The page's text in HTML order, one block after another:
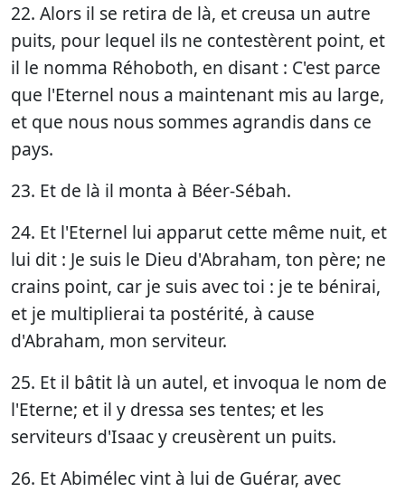
22. Alors il se retira de là, et creusa un autre
puits, pour lequel ils ne contestèrent point, et
il le nomma Réhoboth, en disant : C'est parce
que l'Eternel nous a maintenant mis au large,
et que nous nous sommes agrandis dans ce
pays.
23. Et de là il monta à Béer-Sébah.
24. Et l'Eternel lui apparut cette même nuit, et
lui dit : Je suis le Dieu d'Abraham, ton père; ne
crains point, car je suis avec toi : je te bénirai,
et je multiplierai ta postérité, à cause
d'Abraham, mon serviteur.
25. Et il bâtit là un autel, et invoqua le nom de
l'Eterne; et il y dressa ses tentes; et les
serviteurs d'Isaac y creusèrent un puits.
26. Et Abimélec vint à lui de Guérar, avec